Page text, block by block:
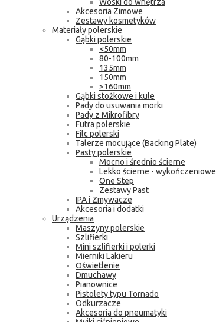
Akcesoria Zimowe
Zestawy kosmetyków
Materiały polerskie
Gąbki polerskie
<50mm
80-100mm
135mm
150mm
>160mm
Gąbki stożkowe i kule
Pady do usuwania morki
Pady z Mikrofibry
Futra polerskie
Filc polerski
Talerze mocujące (Backing Plate)
Pasty polerskie
Mocno i średnio ścierne
Lekko ścierne - wykończeniowe
One Step
Zestawy Past
IPA i Zmywacze
Akcesoria i dodatki
Urządzenia
Maszyny polerskie
Szlifierki
Mini szlifierki i polerki
Mierniki Lakieru
Oświetlenie
Dmuchawy
Pianownice
Pistolety typu Tornado
Odkurzacze
Akcesoria do pneumatyki